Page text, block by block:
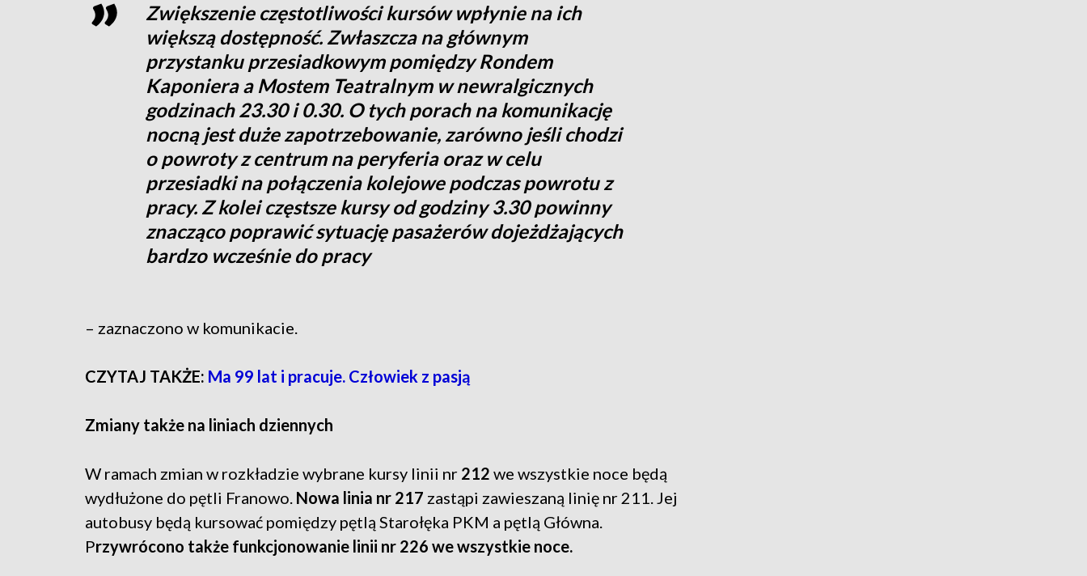
Zwiększenie częstotliwości kursów wpłynie na ich
większą dostępność. Zwłaszcza na głównym
przystanku przesiadkowym pomiędzy Rondem
Kaponiera a Mostem Teatralnym w newralgicznych
godzinach 23.30 i 0.30. O tych porach na komunikację
nocną jest duże zapotrzebowanie, zarówno jeśli chodzi
o powroty z centrum na peryferia oraz w celu
przesiadki na połączenia kolejowe podczas powrotu z
pracy. Z kolei częstsze kursy od godziny 3.30 powinny
znacząco poprawić sytuację pasażerów dojeżdżających
bardzo wcześnie do pracy
– zaznaczono w komunikacie.
CZYTAJ TAKŻE: Ma 99 lat i pracuje. Człowiek z pasją
Zmiany także na liniach dziennych
W ramach zmian w rozkładzie wybrane kursy linii nr 212 we wszystkie noce będą
wydłużone do pętli Franowo. Nowa linia nr 217 zastąpi zawieszaną linię nr 211. Jej
autobusy będą kursować pomiędzy pętlą Starołęka PKM a pętlą Główna.
Przywrócono także funkcjonowanie linii nr 226 we wszystkie noce.